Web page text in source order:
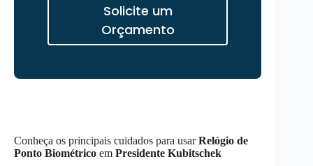
Solicite um
Orçamento
Conheça os principais cuidados para usarRelógio de
Ponto Biométrico em Presidente Kubitschek